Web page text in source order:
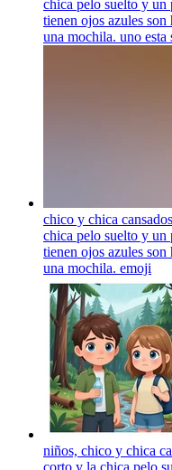
chica pelo suelto y un
tienen ojos azules
una mochila. uno esta
chico y chica
chica pelo suelto y un
tienen ojos azules
una mochila. emoji
niños, chico y chica
corto y la chica pelo